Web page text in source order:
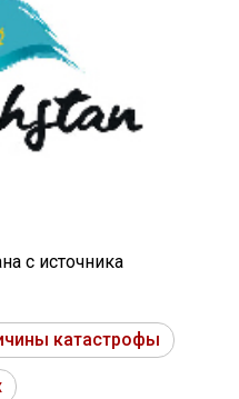
с источника
катастрофы